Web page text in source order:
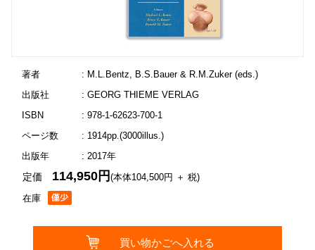
著者
: M.L.Bentz, B.S.Bauer & R.M.Zuker (eds.)
出版社
: GEORG THIEME VERLAG
ISBN
: 978-1-62623-700-1
ページ数
: 1914pp.(3000illus.)
出版年
: 2017年
在庫
定価 114,950円(本体104,500円 ＋ 税)